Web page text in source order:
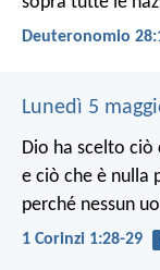
Deuteronomio
Lunedì 5
Dio ha scelto ciò
e ciò che è nulla
perché nessun
1 Corinzi 1:28-29